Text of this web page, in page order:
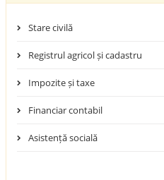
Stare civilă
Registrul agricol și cadastru
Impozite și taxe
Financiar contabil
Asistență socială